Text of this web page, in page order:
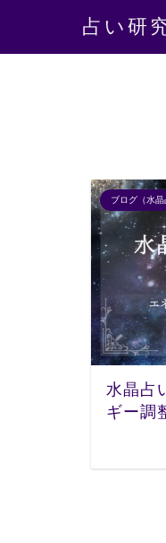
占い研
ブログ（水晶
水晶占
ギー調